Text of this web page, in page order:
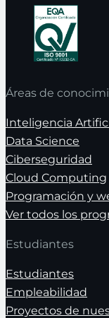
Áreas de
Inteligencia
Data Science
Ciberseguridad
Cloud Computing
Programación y
Ver todos los
Estudiantes
Estudiantes
Empleabilidad
Proyectos de